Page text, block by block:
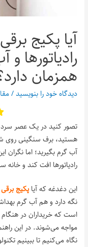
آیا پکیج
رادیاتورها
همزمان
دیدگاه‌ خود را بنویسید/
تصور کنید در یک عصر سرد
هستید، برف سنگینی روی
آب گرم بگیرید؛ اما
رادیاتورها افت کند و خانه
این دغدغه که آیاپکیج برقی
نگه دارد و هم آب گرم
است که خریداران در
مواجه می‌شوند. در این
نگاه می‌کنیم تا ببینیم